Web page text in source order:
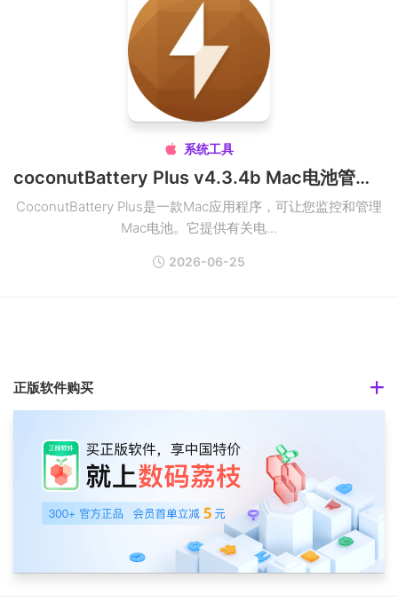
 系统工具
coconutBattery Plus v4.3.4b Mac电池管理工具破解版
CoconutBattery Plus是一款Mac应用程序，可让您监控和管理
Mac电池。它提供有关电...
2026-06-25
正版软件购买